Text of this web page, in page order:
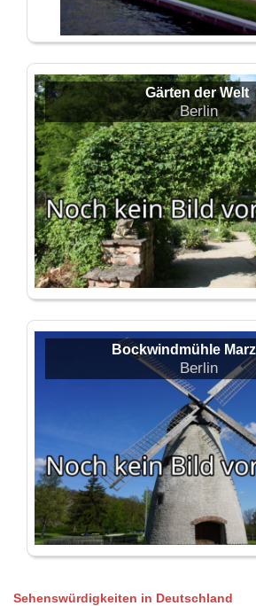
Gärten der Welt
Berlin
Bockwindmühle
Berlin
Sehenswürdigkeiten in Deutschland